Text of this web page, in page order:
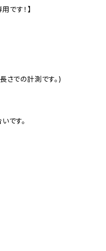
です！】
さでの計測です。)
です。